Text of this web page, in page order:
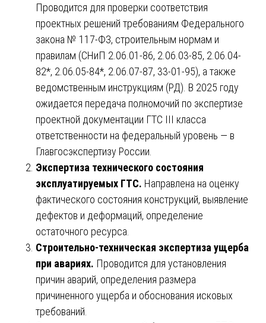
Проводится для проверки соответствия
проектных решений требованиям Федерального
закона № 117-ФЗ, строительным нормам и
правилам (СНиП 2.06.01-86, 2.06.03-85, 2.06.04-
82*, 2.06.05-84*, 2.06.07-87, 33-01-95), а также
ведомственным инструкциям (РД). В 2025 году
ожидается передача полномочий по экспертизе
проектной документации ГТС III класса
ответственности на федеральный уровень — в
Главгосэкспертизу России.
Экспертиза технического состояния
эксплуатируемых ГТС. Направлена на оценку
фактического состояния конструкций, выявление
дефектов и деформаций, определение
остаточного ресурса.
Строительно-техническая экспертиза ущерба
при авариях. Проводится для установления
причин аварий, определения размера
причиненного ущерба и обоснования исковых
требований.